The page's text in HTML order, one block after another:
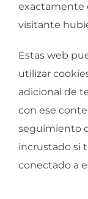
exactamente
visitante
Estas web
utilizar
adicional de
con ese
seguimiento
incrustado si
conectado a